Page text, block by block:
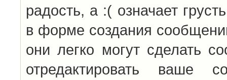
радость, а :( означает
в форме создания
они легко могут сделать
отредактировать ваше